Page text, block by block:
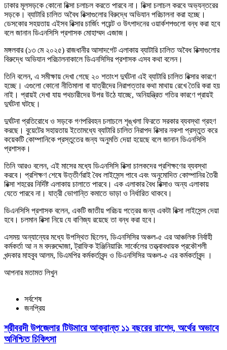
ঢাকার মূলসড়কে কোনো রিক্সা চলাচল করতে পারবে না। রিক্সা চলাচল করবে অভ্যন্তরের
সড়কে। ব্যাটারি চালিত অবৈধ রিক্সাগুলোর বিরুদ্ধে অভিযান পরিচালনা করা হচ্ছে।
ডেসকোর সহয়তায় এইসব রিক্সার চার্জিং পয়েন্ট ও উৎপাদনের ওয়ার্কশপগুলো বন্ধ করা হবে
বলে জানান ডিএনসিসি প্রশাসক মোহাম্মদ এজাজ।
মঙ্গলবার (১৩ মে ২০২৫) রাজধানীর আসাদগেট এলাকায় ব্যাটারি চালিত অবৈধ রিক্সাগুলোর
বিরুদ্ধে অভিযান পরিচালনাকালে ডিএনসিসির প্রশাসক এসব কথা বলেন।
তিনি বলেন, এ সমীক্ষায় দেখা গেছে ২০ শতাংশ দুর্ঘটনা এই ব্যাটারি চালিত রিক্সার কারণে
হচ্ছে। এগুলো কোনো নীতিমালা বা যাত্রীদের নিরাপত্তার কথা মাথায় রেখে তৈরি করা হয়
নাই। প্রায়ই দেখা যায় পথচারীদের উপর উঠে যাচ্ছে, অনিয়ন্ত্রিত গতির কারণে প্রায়ই
দুর্ঘটনা ঘটছে।
দুর্ঘটনা প্রতিরোধে ও সড়কে গণপরিবহন চলাচলে শৃঙ্খলা ফিরতে সরকার ব্যবস্থা গ্রহণ
করছে। বুয়েটের সহায়তায় ইতোমধ্যে ব্যাটারি চালিত নিরাপদ রিক্সার নকশা প্রস্তুত করে
কয়েকটি কোম্পানিকে প্রস্তুতের জন্য অনুমতি দেয়া হয়েছে বলে জানান ডিএনসিসি
প্রশাসক।
তিনি আরও বলেন, এই মাসের মধ্যে ডিএনসিসি রিক্সা চালকদের প্রশিক্ষণের ব্যবস্থা
করবে। প্রশিক্ষণ শেষে উত্তীর্ণরাই বৈধ লাইসেন্স পাবে এবং অনুমোদিত কোম্পানির তৈরী
রিক্সা শহরের নির্দিষ্ট এলাকায় চালাতে পারবে। এক এলাকার বৈধ রিক্সাও অন্য এলাকায়
যেতে পারবে না। যাত্রী ভোগান্তি কমাতে ভাড়া ও নির্ধারিত থাকবে।
ডিএনসিসি প্রশাসক বলেন, একটি জাতীয় পরিচয় পত্রের জন্য একটা রিক্সা লাইসেন্স দেয়া
হবে। চলমান রিক্সা নিয়ে যে বাণিজ্য রয়েছে তা বন্ধ করা হবে।
এসময় অন্যান্যের মধ্যে উপস্থিত ছিলেন, ডিএনসিসির অঞ্চল-৫ এর আঞ্চলিক নির্বাহী
কর্মকর্তা আ ন ম বদরুদ্দোজা, ট্রাফিক ইঞ্জিনিয়ারিং সার্কেলের তত্ত্বাবধায়ক প্রকৌশলী
খন্দকার মাহবুব আলম, ডিএমপির কর্মকর্তাবৃন্দ ও ডিএনসিসির অঞ্চল-৫ এর কর্মকর্তাবৃন্দ ।
আপনার মতামত লিখুন
সর্বশেষ
জনপ্রিয়
শ্রীবরদী উপজেলার টিউমারে আক্রান্ত ১১ বছরের রাশেদ, অর্থের অভাবে
অনিশ্চিত চিকিৎসা